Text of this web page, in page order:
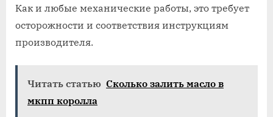
Как и любые механические работы, это требует
осторожности и соответствия инструкциям
производителя.
Читать статью Сколько залить масло в
мкпп королла